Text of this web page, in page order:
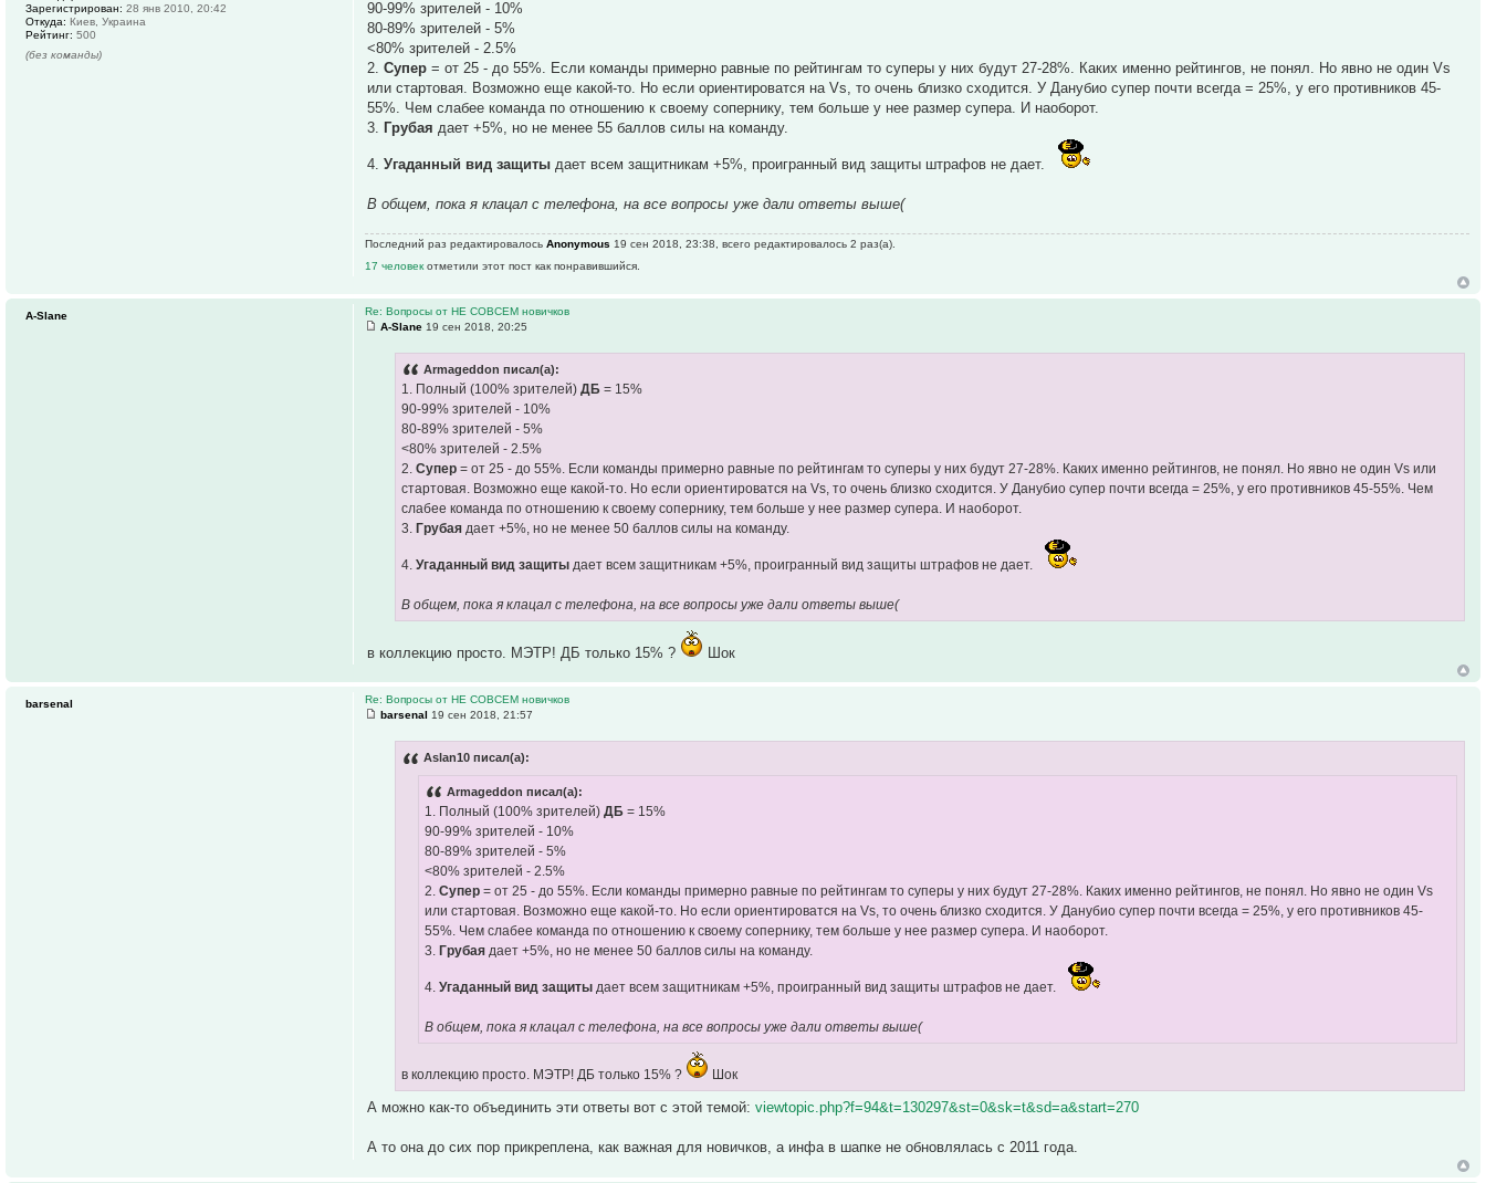
90-99% зрителей - 10%
80-89% зрителей - 5%
<80% зрителей - 2.5%
2.Супер = от 25 - до 55%. Если команды примерно равные по рейтингам то суперы у них будут 27-28%. Каких именно рейтингов, не понял. Но явно не один Vs
или стартовая. Возможно еще какой-то. Но если ориентироватся на Vs, то очень близко сходится. У Данубио супер почти всегда = 25%, у его противников 45-
55%. Чем слабее команда по отношению к своему сопернику, тем больше у нее размер супера. И наоборот.
3. Грубая дает +5%, но не менее 55 баллов силы на команду.
4.Угаданный вид защиты дает всем защитникам +5%, проигранный вид защиты штрафов не дает.
В общем, пока я клацал с телефона, на все вопросы уже дали ответы выше(
Последний раз редактировалосьAnonymous 19 сен 2018, 23:38, всего редактировалось 2 раз(а).
17 человекотметили этот пост как понравившийся.
Зарегистрирован: 28 янв 2010, 20:42
Откуда: Киев, Украина
Рейтинг: 500
(без команды)
Re: Вопросы от НЕ СОВСЕМ новичков
A-Slane 19 сен 2018, 20:25
Armageddon писал(а):
1. Полный (100% зрителей)ДБ = 15%
90-99% зрителей - 10%
80-89% зрителей - 5%
<80% зрителей - 2.5%
2.Супер = от 25 - до 55%. Если команды примерно равные по рейтингам то суперы у них будут 27-28%. Каких именно рейтингов, не понял. Но явно не один Vs или
стартовая. Возможно еще какой-то. Но если ориентироватся на Vs, то очень близко сходится. У Данубио супер почти всегда = 25%, у его противников 45-55%. Чем
слабее команда по отношению к своему сопернику, тем больше у нее размер супера. И наоборот.
3. Грубая дает +5%, но не менее 50 баллов силы на команду.
4.Угаданный вид защиты дает всем защитникам +5%, проигранный вид защиты штрафов не дает.
В общем, пока я клацал с телефона, на все вопросы уже дали ответы выше(
в коллекцию просто. МЭТР! ДБ только 15% ? Шок
A-Slane
Re: Вопросы от НЕ СОВСЕМ новичков
barsenal 19 сен 2018, 21:57
Aslan10 писал(а):
Armageddon писал(а):
1. Полный (100% зрителей)ДБ = 15%
90-99% зрителей - 10%
80-89% зрителей - 5%
<80% зрителей - 2.5%
2.Супер = от 25 - до 55%. Если команды примерно равные по рейтингам то суперы у них будут 27-28%. Каких именно рейтингов, не понял. Но явно не один Vs
или стартовая. Возможно еще какой-то. Но если ориентироватся на Vs, то очень близко сходится. У Данубио супер почти всегда = 25%, у его противников 45-
55%. Чем слабее команда по отношению к своему сопернику, тем больше у нее размер супера. И наоборот.
3.Грубая дает +5%, но не менее 50 баллов силы на команду.
4.Угаданный вид защиты дает всем защитникам +5%, проигранный вид защиты штрафов не дает.
В общем, пока я клацал с телефона, на все вопросы уже дали ответы выше(
в коллекцию просто. МЭТР! ДБ только 15% ? Шок
А можно как-то объединить эти ответы вот с этой темой:viewtopic.php?f=94&t=130297&st=0&sk=t&sd=a&start=270
А то она до сих пор прикреплена, как важная для новичков, а инфа в шапке не обновлялась с 2011 года.
barsenal